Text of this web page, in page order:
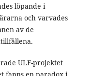
löpande i
och varvades
av de
ULF-projektet